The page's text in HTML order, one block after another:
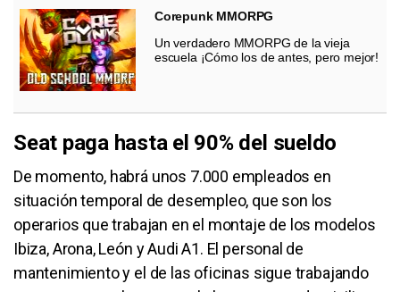
Corepunk MMORPG
Un verdadero MMORPG de la vieja
escuela ¡Cómo los de antes, pero mejor!
Seat paga hasta el 90% del sueldo
De momento, habrá unos 7.000 empleados en
situación temporal de desempleo, que son los
operarios que trabajan en el montaje de los modelos
Ibiza, Arona, León y Audi A1. El personal de
mantenimiento y el de las oficinas sigue trabajando